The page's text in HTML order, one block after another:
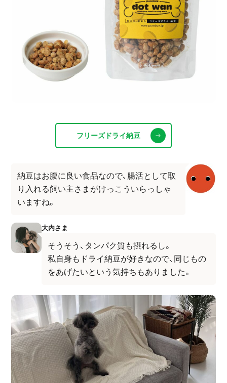
フリーズドライ納豆
納豆はお腹に良い食品なので、腸活として取
り入れる飼い主さまがけっこういらっしゃ
いますね。
大内さま
そうそう、タンパク質も摂れるし。
私自身もドライ納豆が好きなので、同じもの
をあげたいという気持ちもありました。